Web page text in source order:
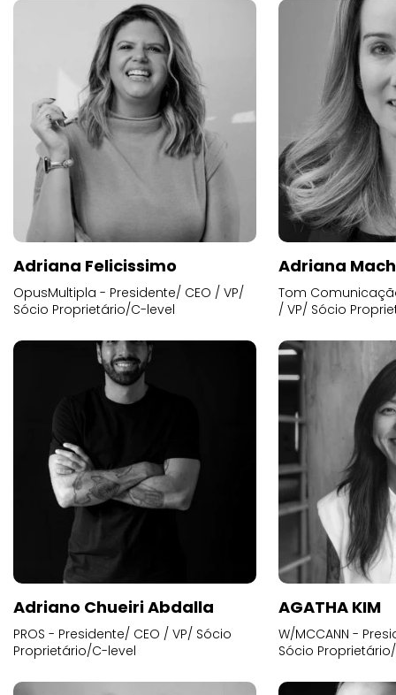
Adriana Felicissimo
OpusMultipla - Presidente/ CEO / VP/
Sócio Proprietário/C-level
Adriana
Tom
/ VP/ Sócio
Adriano Chueiri Abdalla
PROS - Presidente/ CEO / VP/ Sócio
Proprietário/C-level
AGATHA KIM
W/MCCANN -
Sócio